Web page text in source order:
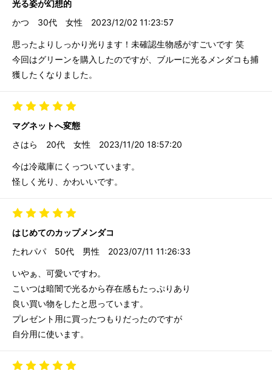
光る姿が幻想的
かつ
30代 女性 2023/12/02 11:23:57
思ったよりしっかり光ります！未確認生物感がすごいです 笑
今回はグリーンを購入したのですが、ブルーに光るメンダコも捕
獲したくなりました。
マグネットへ変態
さはら
20代 女性 2023/11/20 18:57:20
今は冷蔵庫にくっついています。
怪しく光り、かわいいです。
はじめてのカップメンダコ
たれパパ
50代 男性 2023/07/11 11:26:33
いやぁ、可愛いですわ。
こいつは暗闇で光るから存在感もたっぷりあり
良い買い物をしたと思っています。
プレゼント用に買ったつもりだったのですが
自分用に使います。